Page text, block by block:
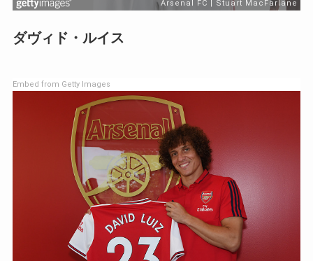
ダヴィド・ルイス
Embed from Getty Images